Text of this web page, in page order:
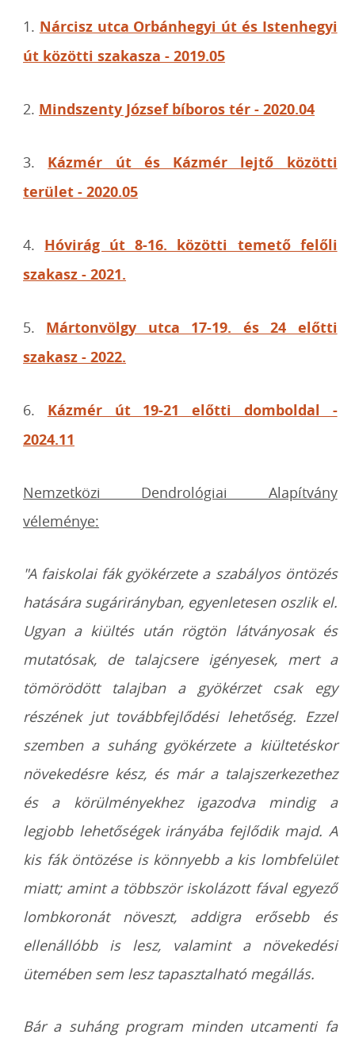
1. Nárcisz utca Orbánhegyi út és Istenhegyi
út közötti szakasza - 2019.05
2. Mindszenty József bíboros tér - 2020.04
3.
Kázmér út és Kázmér lejtő közötti
terület - 2020.05
4. Hóvirág út 8-16. közötti temető felőli
szakasz - 2021.
5.
Mártonvölgy utca 17-19. és 24 előtti
szakasz - 2022.
6.
Kázmér út 19-21 előtti domboldal -
2024.11
Nemzetközi Dendrológiai Alapítvány
véleménye:
"A faiskolai fák gyökérzete a szabályos öntözés
hatására sugárirányban, egyenletesen oszlik el.
Ugyan a kiültés után rögtön látványosak és
mutatósak, de talajcsere igényesek, mert a
tömörödött talajban a gyökérzet csak egy
részének jut továbbfejlődési lehetőség. Ezzel
szemben a suháng gyökérzete a kiültetéskor
növekedésre kész, és már a talajszerkezethez
és a körülményekhez igazodva mindig a
legjobb lehetőségek irányába fejlődik majd. A
kis fák öntözése is könnyebb a kis lombfelület
miatt; amint a többször iskolázott fával egyező
lombkoronát növeszt, addigra erősebb és
ellenállóbb is lesz, valamint a növekedési
ütemében sem lesz tapasztalható megállás.
Bár a suháng program minden utcamenti fa